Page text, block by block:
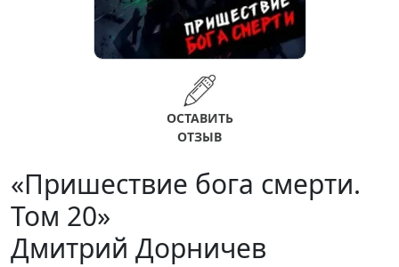
ОСТАВИТЬ
ОТЗЫВ
«Пришествие бога смерти.
Том 20»
Дмитрий Дорничев